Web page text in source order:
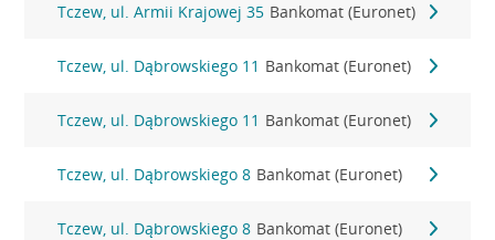
Tczew, ul. Armii Krajowej 35 Bankomat (Euronet)
Tczew, ul. Dąbrowskiego 11 Bankomat (Euronet)
Tczew, ul. Dąbrowskiego 11 Bankomat (Euronet)
Tczew, ul. Dąbrowskiego 8 Bankomat (Euronet)
Tczew, ul. Dąbrowskiego 8 Bankomat (Euronet)